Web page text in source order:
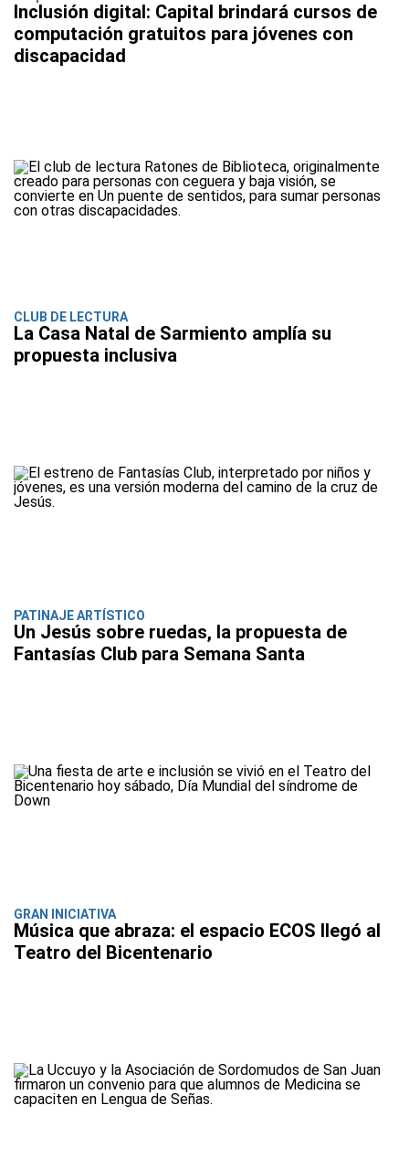
Inclusión digital: Capital brindará cursos de
computación gratuitos para jóvenes con
discapacidad
CLUB DE LECTURA
La Casa Natal de Sarmiento amplía su
propuesta inclusiva
PATINAJE ARTÍSTICO
Un Jesús sobre ruedas, la propuesta de
Fantasías Club para Semana Santa
GRAN INICIATIVA
Música que abraza: el espacio ECOS llegó al
Teatro del Bicentenario